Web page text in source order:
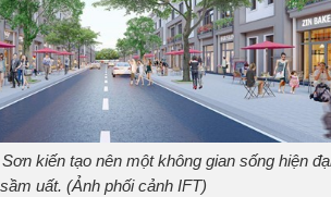
kiến tạo nên một không gian sống hiện
sầm uất. (Ảnh phối cảnh IFT)